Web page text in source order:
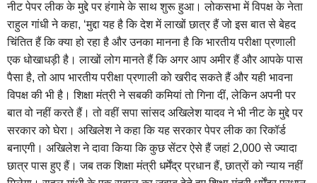
नीट पेपर लीक के मुद्दे पर हंगामे के साथ शुरू हुआ। लोकसभा में विपक्ष के नेता
राहुल गांधी ने कहा, ‘मुद्दा यह है कि देश में लाखों छात्र हैं जो इस बात से बेहद
चिंतित हैं कि क्या हो रहा है और उनका मानना है कि भारतीय परीक्षा प्रणाली
एक धोखाधड़ी है। लाखों लोग मानते हैं कि अगर आप अमीर हैं और आपके पास
पैसा है, तो आप भारतीय परीक्षा प्रणाली को खरीद सकते हैं और यही भावना
विपक्ष की भी है। शिक्षा मंत्री ने सबकी कमियां तो गिना दीं, लेकिन अपनी पर
बात वो नहीं करते हैं। तो वहीं सपा सांसद अखिलेश यादव ने भी नीट के मुद्दे पर
सरकार को घेरा। अखिलेश ने कहा कि यह सरकार पेपर लीक का रिकॉर्ड
बनाएगी। अखिलेश ने दावा किया कि कुछ सेंटर ऐसे हैं जहां 2,000 से ज्यादा
छात्र पास हुए हैं। जब तक शिक्षा मंत्री धर्मेंद्र प्रधान हैं, छात्रों को न्याय नहीं